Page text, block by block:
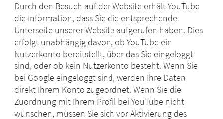
Durch den Besuch auf der Website erhält YouTube
die Information, dass Sie die entsprechende
Unterseite unserer Website aufgerufen haben. Dies
erfolgt unabhängig davon, ob YouTube ein
Nutzerkonto bereitstellt, über das Sie eingeloggt
sind, oder ob kein Nutzerkonto besteht. Wenn Sie
bei Google eingeloggt sind, werden Ihre Daten
direkt Ihrem Konto zugeordnet. Wenn Sie die
Zuordnung mit Ihrem Profil bei YouTube nicht
wünschen, müssen Sie sich vor Aktivierung des